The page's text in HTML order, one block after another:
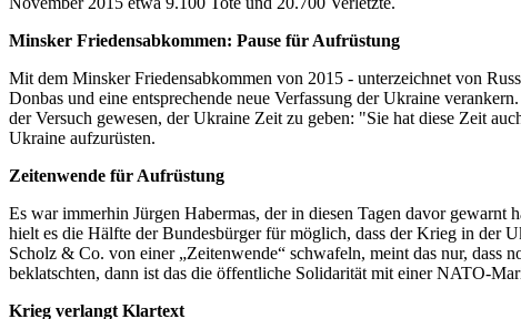
Minsker Friedensabkommen: Pause für Aufrüstung
Mit dem Minsker Friedensabkommen von 2015 - unterzeichnet von
Donbas und eine entsprechende neue Verfassung der Ukraine
der Versuch gewesen, der Ukraine Zeit zu geben: "Sie hat diese Zeit
Ukraine aufzurüsten.
Zeitenwende für Aufrüstung
Es war immerhin Jürgen Habermas, der in diesen Tagen davor
hielt es die Hälfte der Bundesbürger für möglich, dass der Krieg in der
Scholz & Co. von einer „Zeitenwende“ schwafeln, meint das nur,
beklatschten, dann ist das die öffentliche Solidarität mit einer NATO-
Krieg verlangt Klartext